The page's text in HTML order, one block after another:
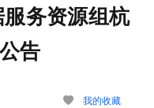
务资源组杭
告
我的收藏